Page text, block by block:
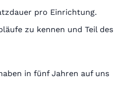
pro Einrichtung.
zu kennen und Teil des
in fünf Jahren auf uns